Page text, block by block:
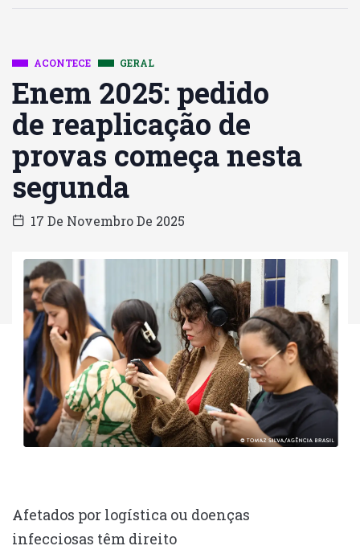
ACONTECE GERAL
Enem 2025: pedido
de reaplicação de
provas começa nesta
segunda
17 De Novembro De 2025
Afetados por logística ou doenças
infecciosas têm direito